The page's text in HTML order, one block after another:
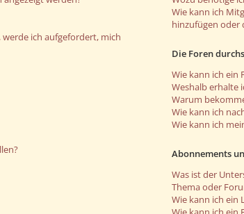
ich aufgefordert, mich
Wie kann ich
hinzufügen oder
Die Foren
Wie kann ich ein
Weshalb erhalte
Warum
Wie kann ich
Wie kann ich
Abonnements
Was ist der
Thema oder
Wie kann ich ein